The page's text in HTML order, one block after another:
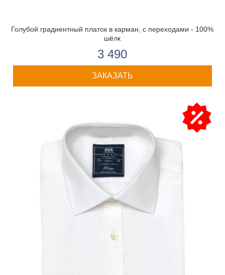
Голубой градиентный платок в карман, с переходами - 100%
шёлк
3 490
ЗАКАЗАТЬ